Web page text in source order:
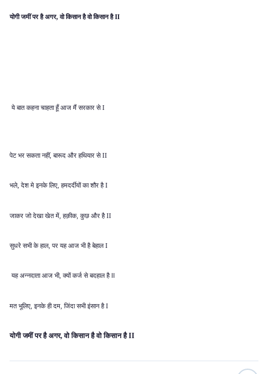
योगी जमीं पर है अगर,वो किसान है वो किसान हैII
ये बात कहना चाहता हूँ आज मैं सरकार सेI
पेट भर सकता नहीं, बारूद और हथियार सेII
भले, देश मे इनके लिए, हमदर्दीयों का शौर हैI
जाकर जो देखा खेत में हक़ीक, कुछ और हैII
सुधरे सभी के हाल, पर यह आज भी है बेहालI
यह अन्नदाता आज भी, क्यों कर्ज से बदहाल है
मत भूलिए इनके ही दम जिंदा सभी इंसान हैI
योगी जमीं पर है अगर,वो किसान है वो किसान हैII